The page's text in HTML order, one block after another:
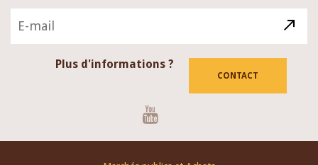
Plus d'informations ?
CONTACT